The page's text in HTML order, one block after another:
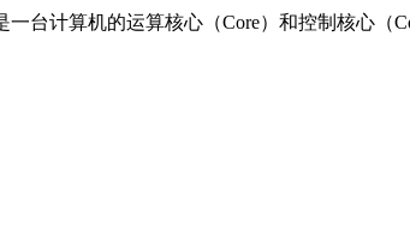
一台计算机的运算核心（Core）和控制核心